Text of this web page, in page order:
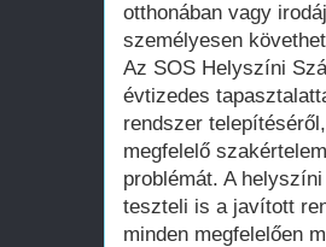
otthonában vagy
személyesen
Az SOS Helyszíni
évtizedes
rendszer
megfelelő
problémát. A
teszteli is a javított
minden megfelelően